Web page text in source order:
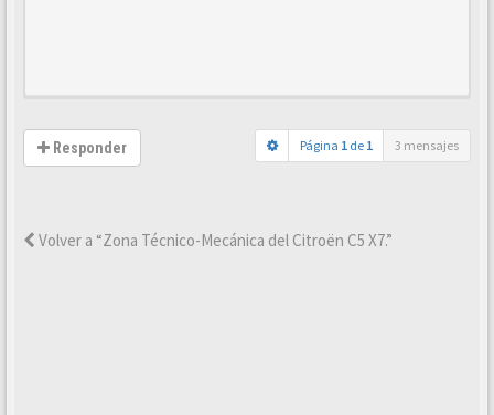
Responder Página 1 de 1 3 mensajes
Volver a “Zona Técnico-Mecánica del Citroën C5 X7.”